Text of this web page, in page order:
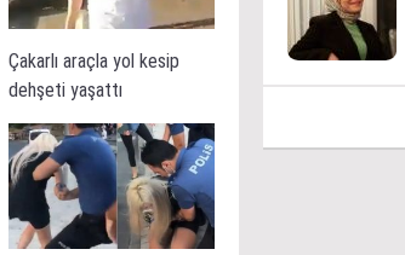
Çakarlı araçla yol kesip
dehşeti yaşattı